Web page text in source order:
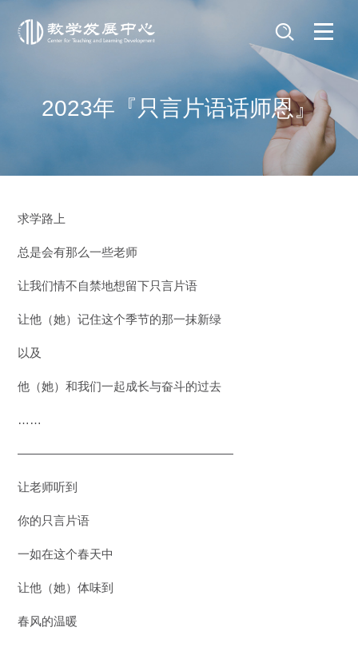
2023年『只言片语话师恩』
求学路上
总是会有那么一些老师
让我们情不自禁地想留下只言片语
让他（她）记住这个季节的那一抹新绿
以及
他（她）和我们一起成长与奋斗的过去
……
——————————————————
让老师听到
你的只言片语
一如在这个春天中
让他（她）体味到
春风的温暖